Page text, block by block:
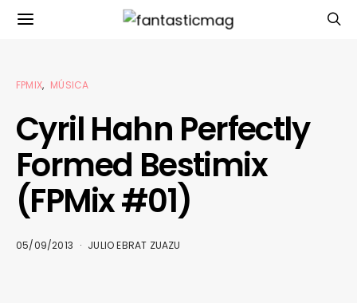
FPMIX MÚSICA
Cyril Hahn Perfectly
Formed Bestimix
(FPMix #01)
05/09/2013 JULIO EBRAT ZUAZU